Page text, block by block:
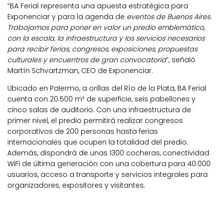
“BA Ferial representa una apuesta estratégica para
Exponenciar y para la agenda de eventos de Buenos Aires.
Trabajamos para poner en valor un predio emblemático,
con la escala, la infraestructura y los servicios necesarios
para recibir ferias, congresos, exposiciones, propuestas
culturales y encuentros de gran convocatoria”, señaló
Martín Schvartzman, CEO de Exponenciar.
Ubicado en Palermo, a orillas del Río de la Plata, BA Ferial
cuenta con 20.500 m² de superficie, seis pabellones y
cinco salas de auditorio. Con una infraestructura de
primer nivel, el predio permitirá realizar congresos
corporativos de 200 personas hasta ferias
internacionales que ocupen la totalidad del predio.
Además, dispondrá de unas 1300 cocheras, conectividad
WiFi de última generación con una cobertura para 40.000
usuarios, acceso a transporte y servicios integrales para
organizadores, expositores y visitantes.